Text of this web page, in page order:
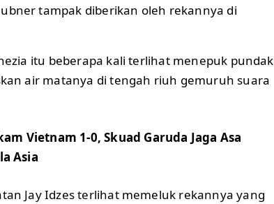
tampak diberikan oleh rekannya di
itu beberapa kali terlihat menepuk pundak
air matanya di tengah riuh gemuruh suara
Vietnam 1-0, Skuad Garuda Jaga Asa
Asia
Jay Idzes terlihat memeluk rekannya yang